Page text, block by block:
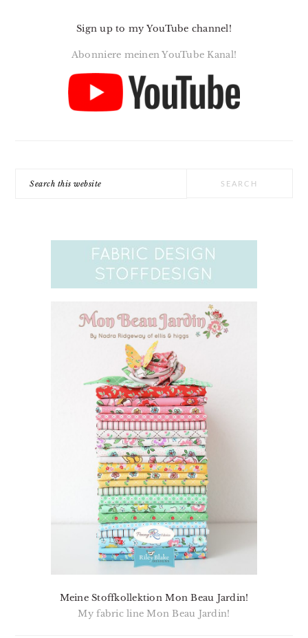
Sign up to my YouTube channel!
Abonniere meinen YouTube Kanal!
Meine Stoffkollektion Mon Beau Jardin!
My fabric line Mon Beau Jardin!